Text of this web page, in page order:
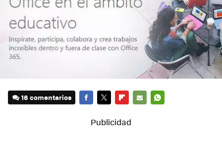
16 comentarios